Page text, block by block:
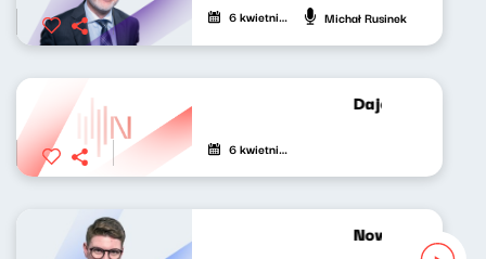
6 kwietnia 2021 Michał Rusinek
Dajemy poecie
6 kwietnia 2021
Nowy Świat